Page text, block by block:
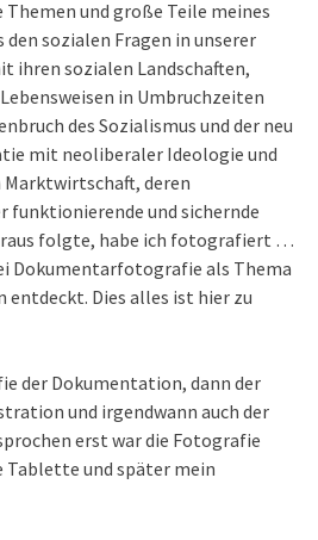
Themen und große Teile meines
den sozialen Fragen in unserer
ihren sozialen Landschaften,
in Umbruchzeiten
des Sozialismus und der neu
mit neoliberaler Ideologie und
Marktwirtschaft, deren
funktionierende und sichernde
folgte, habe ich fotografiert …
Dokumentarfotografie als Thema
entdeckt. Dies alles ist hier zu
der Dokumentation, dann der
und irgendwann auch der
erst war die Fotografie
Tablette und später mein